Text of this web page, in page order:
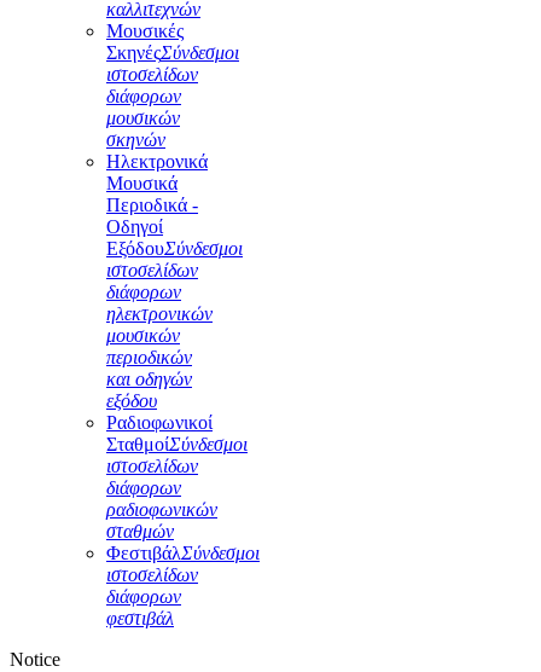
καλλιτεχνών
Μουσικές
ΣκηνέςΣύνδεσμοι
ιστοσελίδων
διάφορων
μουσικών
σκηνών
Ηλεκτρονικά
Μουσικά
Περιοδικά -
Οδηγοί
ΕξόδουΣύνδεσμοι
ιστοσελίδων
διάφορων
ηλεκτρονικών
μουσικών
περιοδικών
και οδηγών
εξόδου
Ραδιοφωνικοί
ΣταθμοίΣύνδεσμοι
ιστοσελίδων
διάφορων
ραδιοφωνικών
σταθμών
ΦεστιβάλΣύνδεσμοι
ιστοσελίδων
διάφορων
φεστιβάλ
Notice